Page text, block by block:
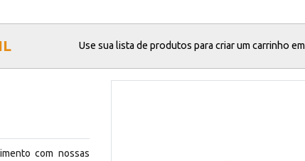
Use sua lista de produtos para criar um carrinho
com nossas